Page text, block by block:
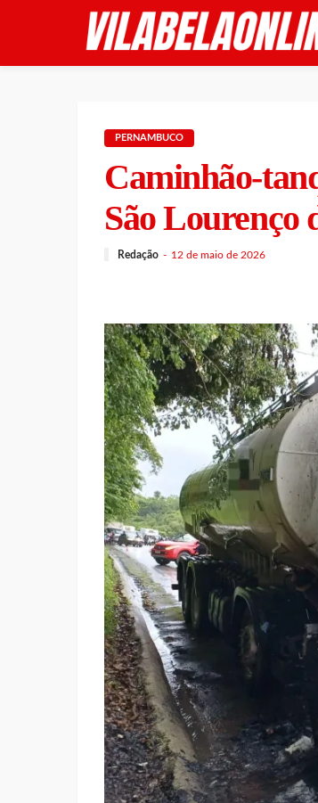
PERNAMBUCO
Caminhão-
São Lourenço
Redação 12 de maio de 2026